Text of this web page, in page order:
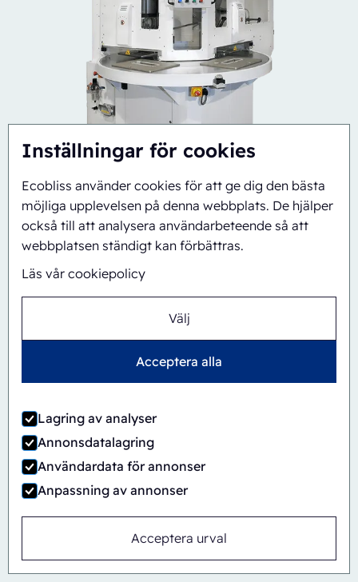
Inställningar för cookies
Ecobliss använder cookies för att ge dig den bästa
möjliga upplevelsen på denna webbplats. De hjälper
också till att analysera användarbeteende så att
webbplatsen ständigt kan förbättras.
Läs vår cookiepolicy
Välj
Acceptera alla
Lagring av analyser
Annonsdatalagring
Användardata för annonser
Anpassning av annonser
Acceptera urval
AutomatiskInline